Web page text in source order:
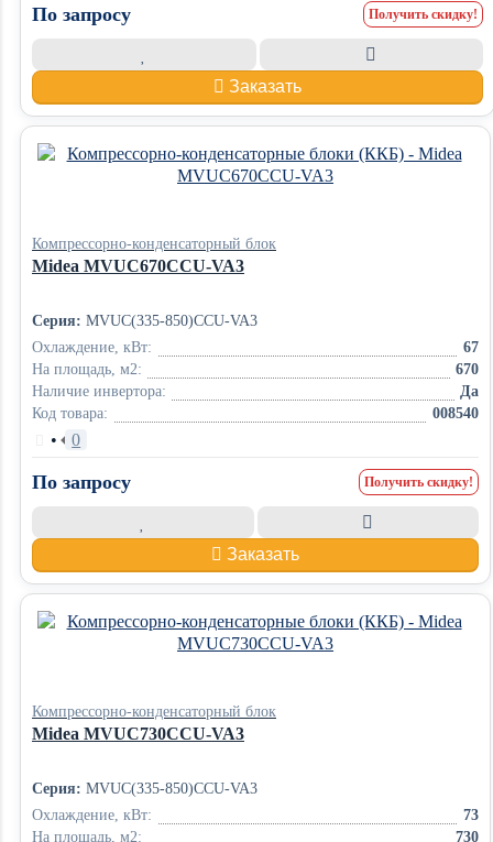
По запросу Получить скидку!
Заказать
Компрессорно-конденсаторный блок
Midea MVUC670CCU-VA3
Серия: MVUC(335-850)CCU-VA3
Охлаждение, кВт:
67
На площадь, м2:
670
Наличие инвертора:
Да
Код товара:
008540
• 0
По запросу Получить скидку!
Заказать
Компрессорно-конденсаторный блок
Midea MVUC730CCU-VA3
Серия: MVUC(335-850)CCU-VA3
Охлаждение, кВт:
73
На площадь, м2:
730